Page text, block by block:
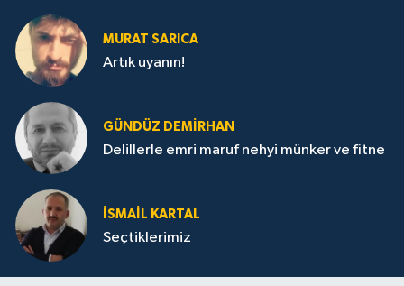
MURAT SARICA
Artık uyanın!
GÜNDÜZ DEMIRHAN
Delillerle emri maruf nehyi münker ve fitne
İSMAIL KARTAL
Seçtiklerimiz